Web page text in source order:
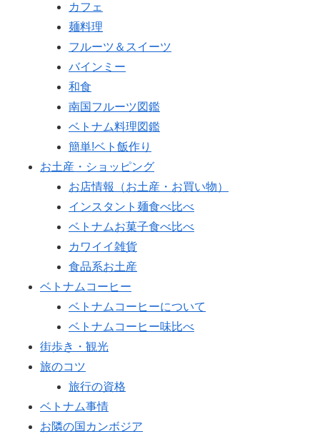
カフェ
麺料理
フルーツ＆スイーツ
バインミー
和食
南国フルーツ図鑑
ベトナム料理図鑑
簡単!ベト飯作り
お土産・ショッピング
お店情報（お土産・お買い物）
インスタント麺食べ比べ
ベトナムお菓子食べ比べ
カワイイ雑貨
食品系お土産
ベトナムコーヒー
ベトナムコーヒーについて
ベトナムコーヒー味比べ
街歩き・観光
旅のコツ
旅行の資格
ベトナム事情
お隣の国カンボジア